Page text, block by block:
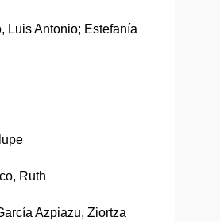
Luis Antonio; Estefanía
Ruth
Azpiazu, Ziortza